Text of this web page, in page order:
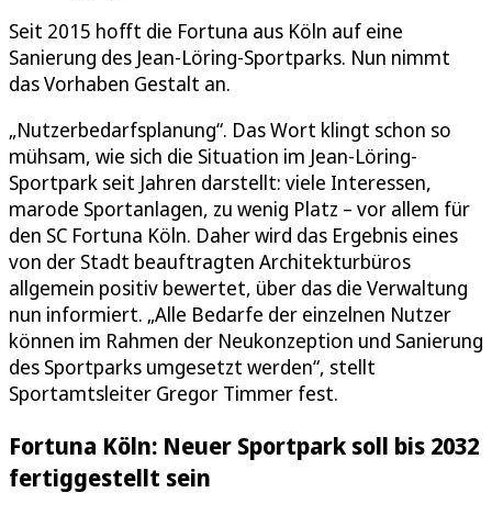
Seit 2015 hofft die Fortuna aus Köln auf eine
Sanierung des Jean-Löring-Sportparks. Nun nimmt
das Vorhaben Gestalt an.
„Nutzerbedarfsplanung“. Das Wort klingt schon so
mühsam, wie sich die Situation im Jean-Löring-
Sportpark seit Jahren darstellt: viele Interessen,
marode Sportanlagen, zu wenig Platz – vor allem für
den SC Fortuna Köln. Daher wird das Ergebnis eines
von der Stadt beauftragten Architekturbüros
allgemein positiv bewertet, über das die Verwaltung
nun informiert. „Alle Bedarfe der einzelnen Nutzer
können im Rahmen der Neukonzeption und Sanierung
des Sportparks umgesetzt werden“, stellt
Sportamtsleiter Gregor Timmer fest.
Fortuna Köln: Neuer Sportpark soll bis 2032
fertiggestellt sein